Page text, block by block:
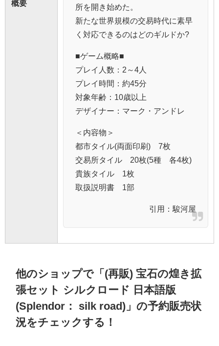
概要
所を開き始めた。
新たな世界規模の交易時代に素早
く対応できるのはどのギルドか?
■ゲーム概略■
プレイ人数：2～4人
プレイ時間：約45分
対象年齢：10歳以上
デザイナー：マーク・アンドレ
＜内容物＞
都市タイル(両面印刷) 7枚
交易所タイル 20枚(5種 各4枚)
貴族タイル 1枚
取扱説明書 1部
引用： 駿河屋
他のショップで「(再販) 宝石の煌き拡
張セット シルクロード 日本語版
(Splendor： silk road)」の予約販売状
況をチェックする！